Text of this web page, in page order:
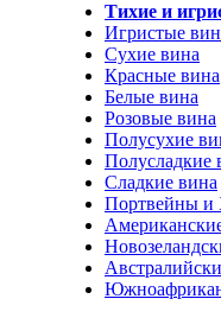
Тихие и
Игристые
Сухие вина
Красные вина
Белые вина
Розовые вина
Полусухие
Полусладкие
Сладкие вина
Портвейны и